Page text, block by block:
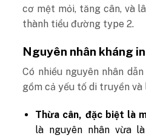
cơ mệt mỏi, tăng cân, và
thành tiểu đường type 2.
Nguyên nhân kháng
Có nhiều nguyên nhân
gồm cả yếu tố di truyền và
Thừa cân, đặc biệt là
là nguyên nhân vừa